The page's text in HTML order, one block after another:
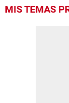
MIS TEMAS